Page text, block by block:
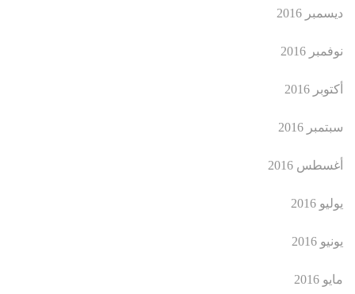
ديسمبر 2016
نوفمبر 2016
أكتوبر 2016
سبتمبر 2016
أغسطس 2016
يوليو 2016
يونيو 2016
مايو 2016